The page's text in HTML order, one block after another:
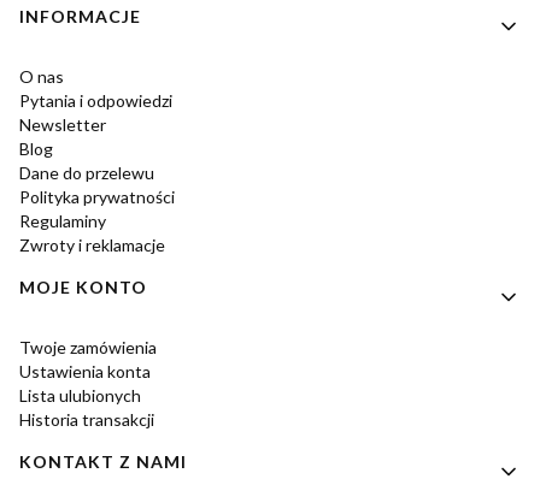
Linki w stopce
INFORMACJE
O nas
Pytania i odpowiedzi
Newsletter
Blog
Dane do przelewu
Polityka prywatności
Regulaminy
Zwroty i reklamacje
MOJE KONTO
Twoje zamówienia
Ustawienia konta
Lista ulubionych
Historia transakcji
KONTAKT Z NAMI